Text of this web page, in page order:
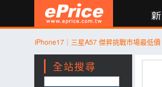
評測 討論 產品 買賣
iPhone17｜三星A57 傑昇挑戰市場最低價
全站搜尋